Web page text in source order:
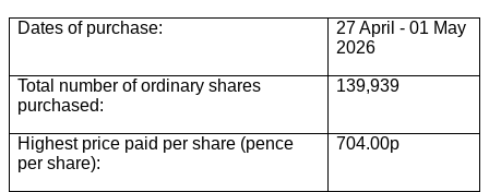
Dates of purchase:
27 April - 01 May
2026
Total number of ordinary shares
purchased:
139,939
Highest price paid per share (pence
per share):
704.00p